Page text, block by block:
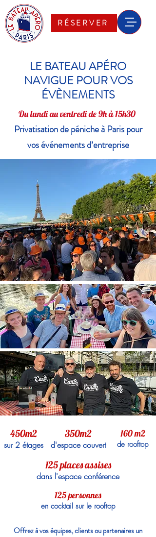
RÉSERVER
LE BATEAU APÉRO
NAVIGUE POUR VOS
ÉVÈNEMENTS
Du lundi au ventredi de 9h à 15h30
Privatisation de péniche à Paris pour
vos événements d’entreprise
450m2
sur 2 étages
350m2
d'espace couvert
160 m2
de rooftop
125 places assises
dans l'espace conférence
125 personnes
en cocktail sur le rooftop
Offrez à vos équipes, clients ou partenaires un